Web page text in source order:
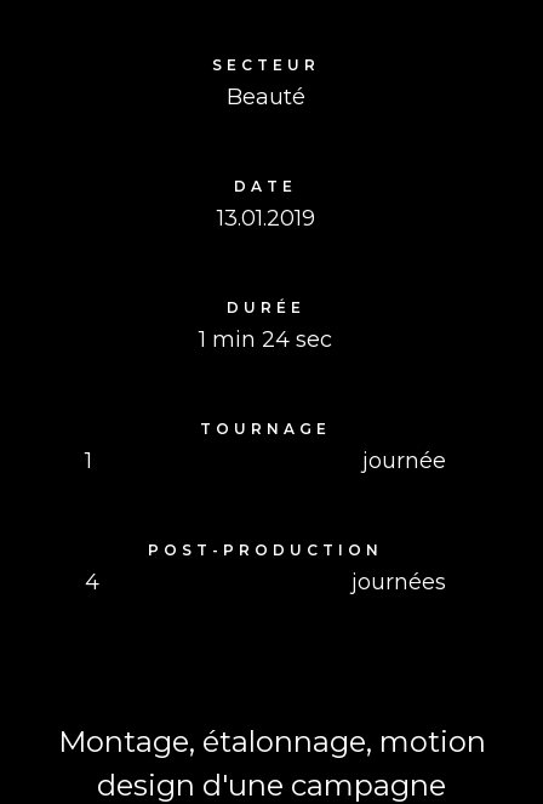
SECTEUR
Beauté
DATE
13.01.2019
DURÉE
1 min 24 sec
TOURNAGE
1 journée
POST-PRODUCTION
4 journées
Montage, étalonnage, motion
design d'une campagne